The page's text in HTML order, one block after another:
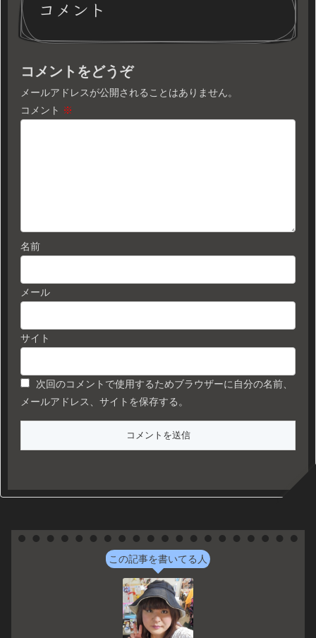
コメント
コメントをどうぞ
メールアドレスが公開されることはありません。
コメント ※
名前
メール
サイト
次回のコメントで使用するためブラウザーに自分の名前、
メールアドレス、サイトを保存する。
この記事を書いてる人